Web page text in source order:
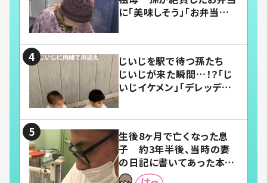
に「美味しそう」「お弁当すご
じいじを駅で待つ孫たち
じいじが来た瞬間…！？「じ
いじイケメン」「デレッデレ」
生後8ヶ月で亡くなった息
子 約3年半後、当時の妻
の日記に書いてあった本音
とは